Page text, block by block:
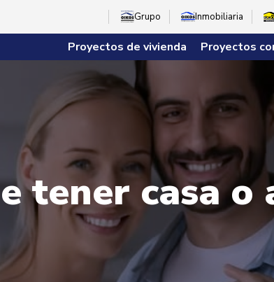
Grupo Inmobiliaria
Proyectos de vivienda Proyectos
tener casa